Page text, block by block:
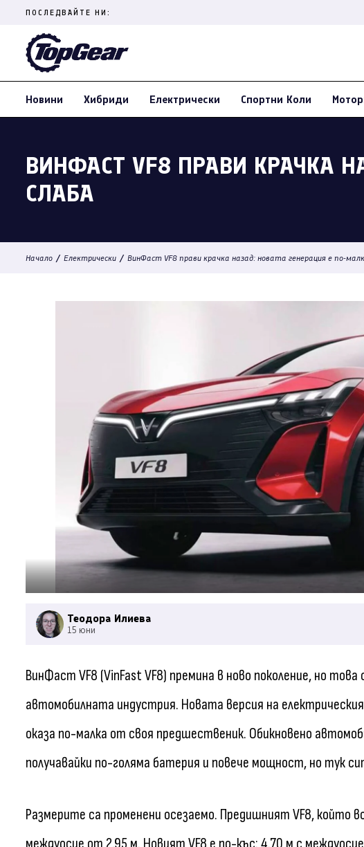
content
(Press
ПОСЛЕДВАЙТЕ НИ:
Новини Хибриди Електрически Спортни Коли
ВИНФАСТ VF8 ПРАВИ КРАЧКА
СЛАБА
Начало / Електрически / ВинФаст VF8 прави крачка назад: новата генерация е по-
Теодора Илиева
15 юни
ВинФаст VF8 (VinFast VF8) премина в ново поколение, но
автомобилната индустрия. Новата версия на
оказа по-малка от своя предшественик. Обикновено
получавайки по-голяма батерия и повече мощност, но тук
Размерите са променени осезаемо. Предишният VF8, който